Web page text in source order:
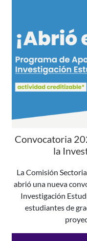
Convocatoria
la
La Comisión
abrió una nueva
Investigación
estudiantes de